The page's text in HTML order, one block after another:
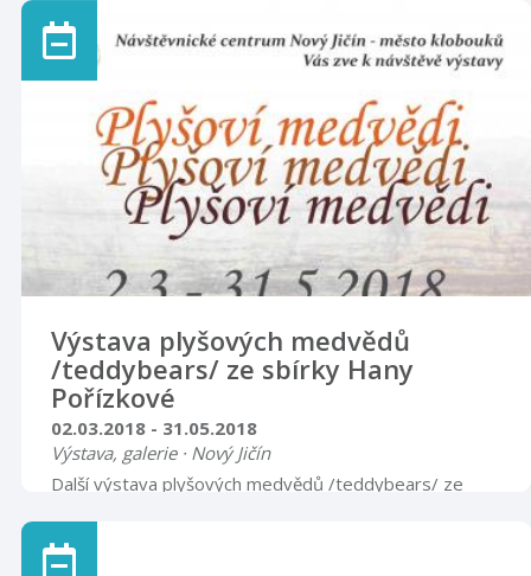
mikrofotografie mechorostů Štěpána Kovala. Vernisáž
výstavy se uskuteční 8. února 2018 v 17.00 hodin.
Rytířský sál Otevírací doba úterý – pátek 8.00 – 12.00
13.00 – 16.00 sobota zavřeno neděle, svátky 9.00 –
15.00
Výstava plyšových medvědů
/teddybears/ ze sbírky Hany
Pořízkové
02.03.2018 - 31.05.2018
Výstava, galerie · Nový Jičín
Další výstava plyšových medvědů /teddybears/ ze
do 31. května 2018.